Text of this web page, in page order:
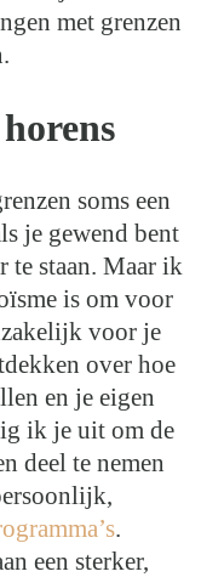
met grenzen
soms een
je gewend bent
te staan. Maar ik
is om voor
voor je
over hoe
en je eigen
ik je uit om de
deel te nemen
.
een sterker,